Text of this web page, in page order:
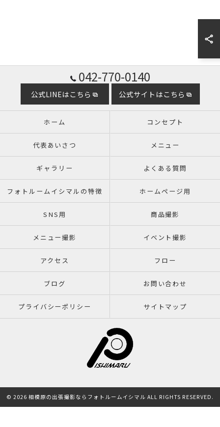
042-770-0140
公式LINEはこちら 公式サイトはこちら
ホーム コンセプト
代表あいさつ メニュー
ギャラリー よくある質問
フォトルームイシマルの特徴 ホームページ用
SNS用 商品撮影
メニュー撮影 イベント撮影
アクセス フロー
ブログ お問い合わせ
プライバシーポリシー サイトマップ
© 2026 相模原の出張撮影ならフォトルームイシマル ALL RIGHTS RESERVED.